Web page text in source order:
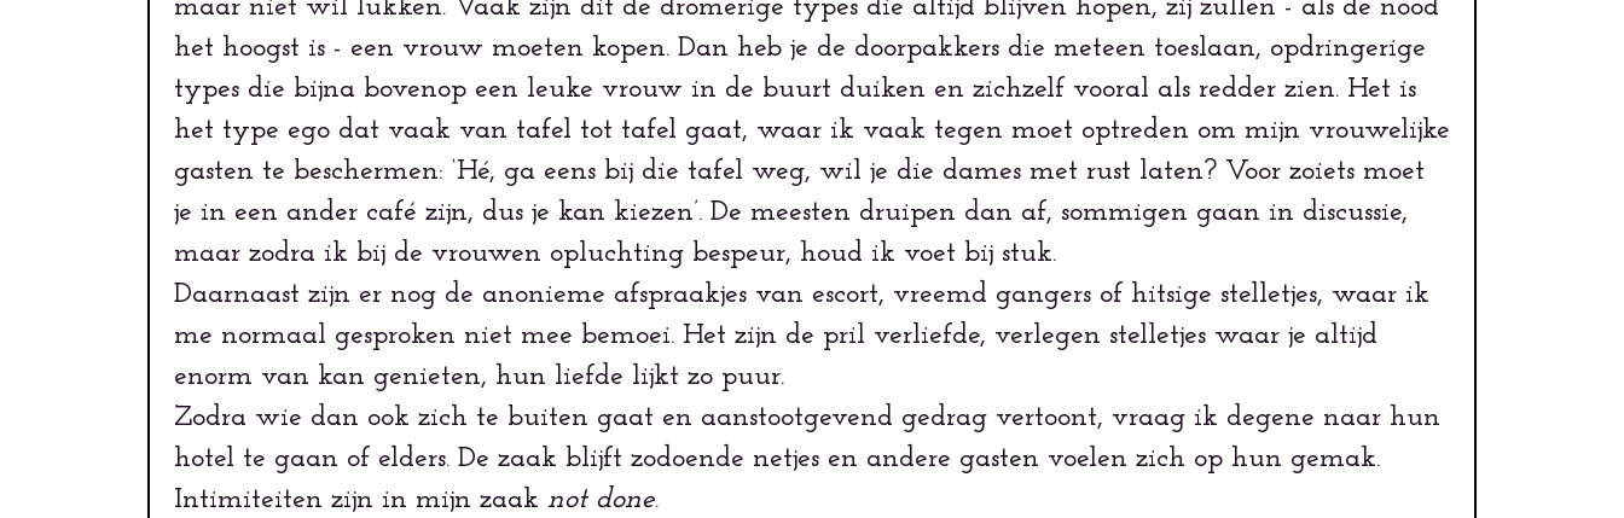
maar niet wil lukken. Vaak zijn dit de dromerige types die altijd blijven hopen, zij zullen - als de nood
het hoogst is - een vrouw moeten kopen. Dan heb je de doorpakkers die meteen toeslaan, opdringerige
types die bijna bovenop een leuke vrouw in de buurt duiken en zichzelf vooral als redder zien. Het is
het type ego dat vaak van tafel tot tafel gaat, waar ik vaak tegen moet optreden om mijn vrouwelijke
gasten te beschermen: ‘Hé, ga eens bij die tafel weg, wil je die dames met rust laten? Voor zoiets moet
je in een ander café zijn, dus je kan kiezen’. De meesten druipen dan af, sommigen gaan in discussie,
maar zodra ik bij de vrouwen opluchting bespeur, houd ik voet bij stuk.
Daarnaast zijn er nog de anonieme afspraakjes van escort, vreemd gangers of hitsige stelletjes, waar ik
me normaal gesproken niet mee bemoei. Het zijn de pril verliefde, verlegen stelletjes waar je altijd
enorm van kan genieten, hun liefde lijkt zo puur.
Zodra wie dan ook zich te buiten gaat en aanstootgevend gedrag vertoont, vraag ik degene naar hun
hotel te gaan of elders. De zaak blijft zodoende netjes en andere gasten voelen zich op hun gemak.
Intimiteiten zijn in mijn zaak not done.